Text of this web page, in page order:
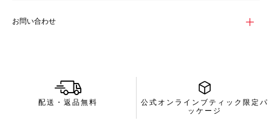
サテン＆ポリッシュ仕上げステンレススティール製39mmケース
には自社製自動巻ムーブメント キャリバーTH20-00を搭載。シ
ったブラックカーフスキン パンチングレザーストラップです。
CAPSAセルフストラップ交換システムが、その日の気分に合わせ
てストラップをカスタマイズすることを可能にし、スタイリッシ
お問い合わせ
配送・返品無料
公式オンラインブティック限定パ
ッケージ